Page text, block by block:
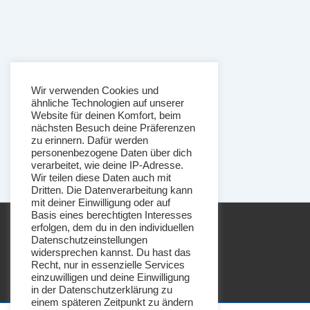
Wir verwenden Cookies und
ähnliche Technologien auf unserer
Website für deinen Komfort, beim
nächsten Besuch deine Präferenzen
zu erinnern. Dafür werden
personenbezogene Daten über dich
verarbeitet, wie deine IP-Adresse.
Wir teilen diese Daten auch mit
Dritten. Die Datenverarbeitung kann
mit deiner Einwilligung oder auf
Basis eines berechtigten Interesses
erfolgen, dem du in den individuellen
Datenschutzeinstellungen
widersprechen kannst. Du hast das
Recht, nur in essenzielle Services
einzuwilligen und deine Einwilligung
in der Datenschutzerklärung zu
einem späteren Zeitpunkt zu ändern